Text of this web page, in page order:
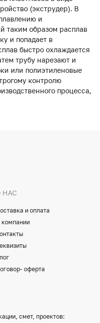
(экструдер). В
и
таким образом расплав
и попадает в
быстро охлаждается
трубу нарезают и
или полиэтиленовые
контролю
процесса,
НАС
и оплата
оферта
смет, проектов: